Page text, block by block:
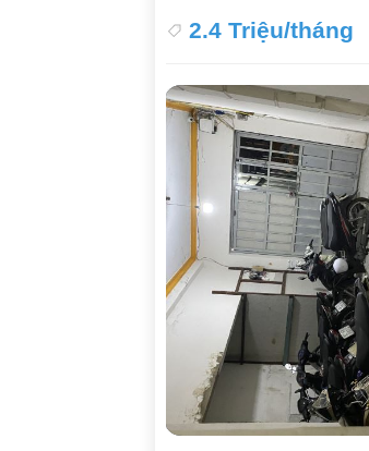
2.4 Triệu/tháng